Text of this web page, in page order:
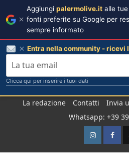
La redazione Contatti
Invia
Whatsapp: +39
Instagram
Aggiungi palermolive.it alle tue
fonti preferite su Google per
sempre informato
Entra nella community - ricevi
Clicca qui per inserire i tuoi dati